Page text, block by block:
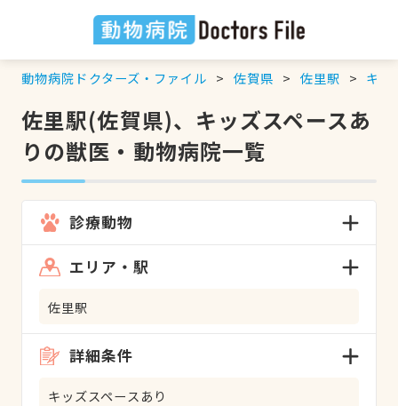
動物病院ドクターズ・ファイル 佐賀県 佐里駅 キッ
佐里駅(佐賀県)、キッズスペースあ
りの獣医・動物病院一覧
診療動物
エリア・駅
佐里駅
詳細条件
キッズスペースあり